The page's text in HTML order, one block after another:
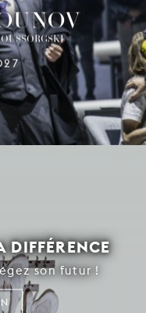
DIFFÉRENCE
son futur !